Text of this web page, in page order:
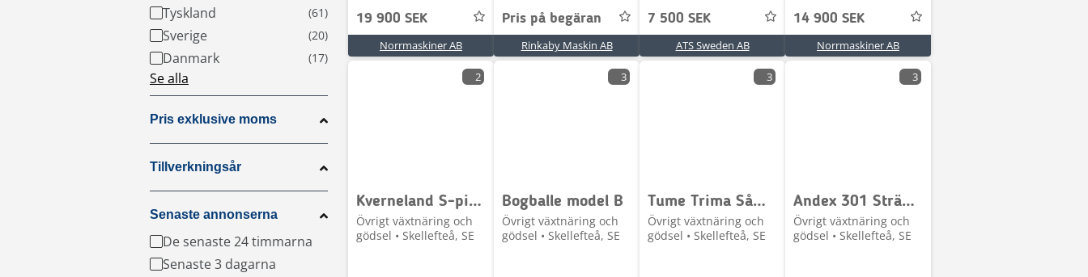
Tyskland
Sverige
Danmark
Se alla
Pris exklusive moms
Tillverkningsår
Senaste annonserna
De senaste 24 timmarna
Senaste 3 dagarna
19 900 SEK
Norrmaskiner AB
Pris på begäran
Rinkaby Maskin AB
7 500 SEK
ATS Sweden AB
14 900 SEK
Norrmaskiner AB
2
Kverneland S-pinneharv med 6-7 meter
Övrigt växtnäring och
gödsel • Skellefteå, SE
3
Bogballe model B
Övrigt växtnäring och
gödsel • Skellefteå, SE
3
Tume Trima Såmaskin 2,5
Övrigt växtnäring och
gödsel • Skellefteå, SE
3
Andex 301 Strängläggare
Övrigt växtnäring och
gödsel • Skellefteå, SE